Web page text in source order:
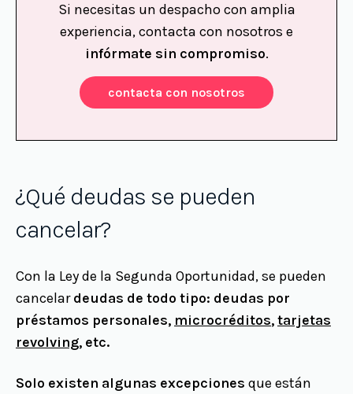
Si necesitas un despacho con amplia
experiencia, contacta con nosotros e
infórmate sin compromiso.
contacta con nosotros
¿Qué deudas se pueden
cancelar?
Con la Ley de la Segunda Oportunidad, se pueden
cancelardeudas de todo tipo: deudas por
préstamos personales, microcréditos,tarjetas
revolving, etc.
Solo existen algunas excepciones que están